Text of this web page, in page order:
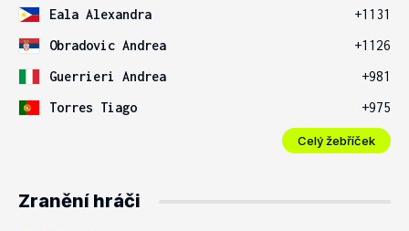
Eala Alexandra
+1131
Obradovic Andrea
+1126
Guerrieri Andrea
+981
Torres Tiago
+975
Celý žebříček
Zranění hráči